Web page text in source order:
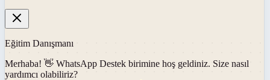
Eğitim Danışmanı
Merhaba! 👋 WhatsApp Destek birimine hoş geldiniz. Size nasıl
yardımcı olabiliriz?